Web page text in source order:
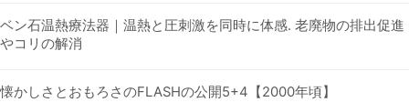
ベン石温熱療法器｜温熱と圧刺激を同時に体感. 老廃物の排出促進
やコリの解消
懐かしさとおもろさのFLASHの公開5+4【2000年頃】